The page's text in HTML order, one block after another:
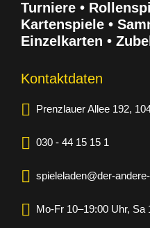
Turniere •
Kartenspiele •
Einzelkarten •
Kontaktdaten
Prenzlauer Allee 192,
030 - 44 15 15 1
spieleladen@der-
Mo-Fr 10–19:00 Uhr, Sa